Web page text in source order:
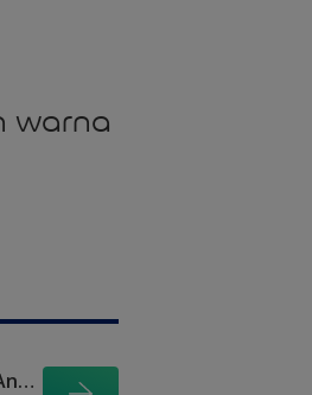
warna
Visualisasikan warna ini di rumah Anda